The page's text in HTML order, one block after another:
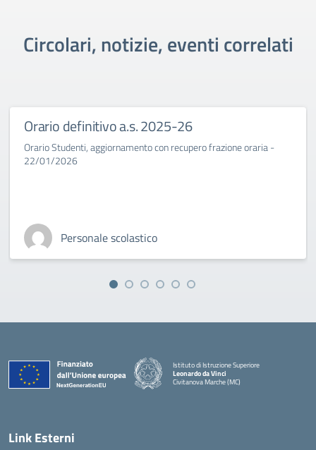
Circolari, notizie, eventi correlati
Orario definitivo a.s. 2025-26
Orario Studenti, aggiornamento con recupero frazione oraria -
22/01/2026
Personale scolastico
Istituto di Istruzione Superiore
Leonardo da Vinci
Civitanova Marche (MC)
Link Esterni